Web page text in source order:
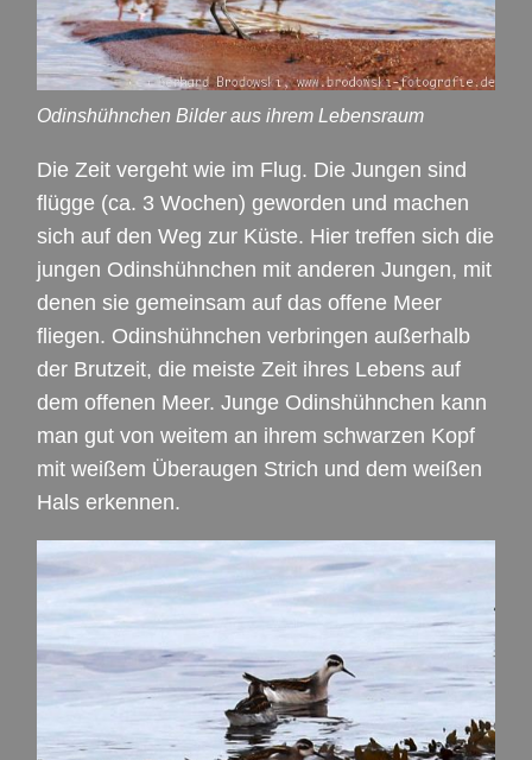
Odinshühnchen Bilder aus ihrem Lebensraum
Die Zeit vergeht wie im Flug. Die Jungen sind
flügge (ca. 3 Wochen) geworden und machen
sich auf den Weg zur Küste. Hier treffen sich die
jungen Odinshühnchen mit anderen Jungen, mit
denen sie gemeinsam auf das offene Meer
fliegen. Odinshühnchen verbringen außerhalb
der Brutzeit, die meiste Zeit ihres Lebens auf
dem offenen Meer. Junge Odinshühnchen kann
man gut von weitem an ihrem schwarzen Kopf
mit weißem Überaugen Strich und dem weißen
Hals erkennen.